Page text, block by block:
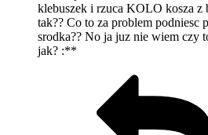
klebuszek i rzuca KOLO kosza z
tak?? Co to za problem podniesc
srodka?? No ja juz nie wiem czy
jak? :**